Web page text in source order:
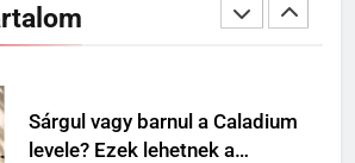
MINDENNAPOK
Sárgul vagy barnul a Caladium
levele? Ezek lehetnek a